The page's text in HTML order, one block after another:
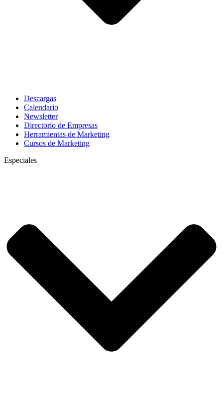
Descargas
Calendario
Newsletter
Directorio de Empresas
Herramientas de Marketing
Cursos de Marketing
Especiales